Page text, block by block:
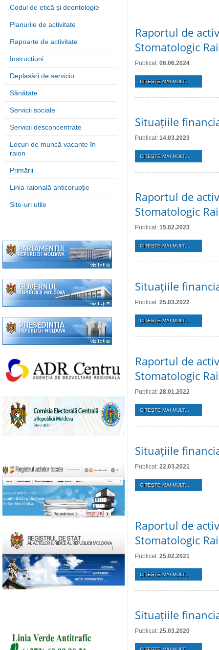
Codul de etică și deontologie
Planurile de activitate
Rapoarte de activitate
Instrucțiuni
Deplasări de serviciu
Sănătate
Servicii sociale
Servicii desconcentrate
Locuri de muncă vacante în
raion
Primării
Linia raională anticorupție
Site-uri utile
Raportul de
Stomatologic
Publicat: 06.06.2024
CITEŞTE MAI MULT...
Situațiile
Publicat: 14.03.2023
CITEŞTE MAI MULT...
Raportul de
Stomatologic
Publicat: 15.02.2023
CITEŞTE MAI MULT...
Situațiile
Publicat: 25.03.2022
CITEŞTE MAI MULT...
Raportul de
Stomatologic
Publicat: 28.01.2022
CITEŞTE MAI MULT...
Situațiile
Publicat: 22.03.2021
CITEŞTE MAI MULT...
Raportul de
Stomatologic
Publicat: 25.02.2021
CITEŞTE MAI MULT...
Situațiile
Publicat: 25.03.2020